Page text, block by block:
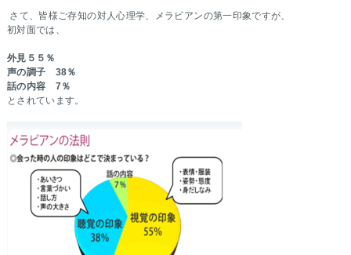
さて、皆様ご存知の対人心理学、メラビアンの第一印象ですが、
初対面では、
外見５５％
声の調子 38％
話の内容 7％
とされています。